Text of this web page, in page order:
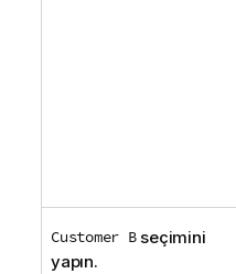
Customer Bseçimini
yapın.